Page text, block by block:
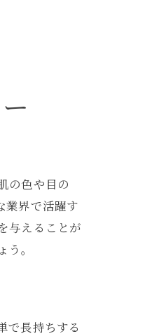
の色や目の
業界で活躍す
与えることが
。
で長持ちする